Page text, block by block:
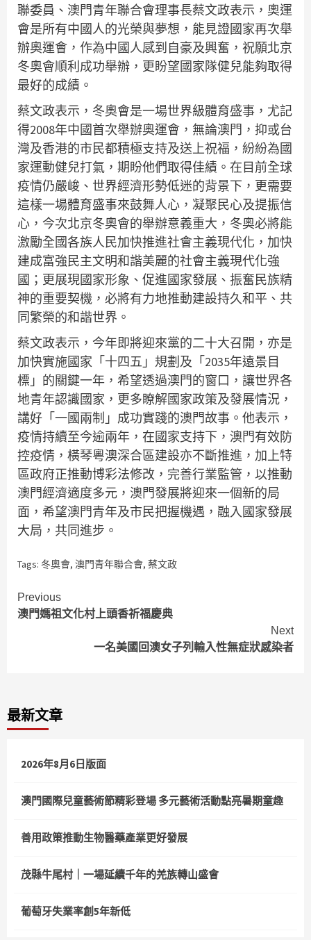
聯委員、澳門青年聯合會理事長蔡文政表示，奧運
會是所有中國人的光榮與夢想，能見證國家再次舉
辦奧運會，作為中國人感到自豪及興奮，祝願北京
冬奧會順利成功舉辦，更盼望國家隊健兒能夠取得
最好的成績。
蔡文政表示，冬奧會是一場世界級體育盛事，尤記
得2008年中國首次舉辦奧運會，無論澳門，抑或台
灣及香港的市民都積極支持及送上祝福，紛紛為國
家運動健兒打氣，期盼他們取得佳績。在目前全球
疫情仍嚴峻、世界經濟形勢低迷的背景下，更需要
這樣一場體育盛事來鼓舞人心，凝聚民心及提振信
心，今次北京冬奧會的舉辦意義重大，冬奧必將能
激勵全國各族人民加快推進社會主義現代化，加快
建成富強民主文明和諧美麗的社會主義現代化強
國；更展現國家形象、促進國家發展、振奮民族精
神的重要契機，必將有力地推動建設持久和平、共
同繁榮的和諧世界。
蔡文政表示，今年即將迎來黨的二十大召開，亦是
加快實施國家「十四五」規劃及「2035年遠景目
標」的關鍵一年，希望透過澳門的窗口，讓世界各
地青年認識國家，更多瞭解國家政策及發展情況，
講好「一國兩制」成功實踐的澳門故事。他表示，
疫情持續至今逾兩年，在國家支持下，澳門有效防
控疫情，橫琴粵澳深合區建設亦不斷推進，加上特
區政府正推動博彩法修改，完善行業監管，以推動
澳門經濟適度多元，澳門發展將迎來一個新的局
面，希望澳門青年及市民把握機遇，融入國家發展
大局，共同進步。
Tags: 冬奧會, 澳門青年聯合會, 蔡文政
Continue
Reading
Previous
澳門媽祖文化村上頭香祈福慶典
Next
一名美國回澳女子列輸入性無症狀感染者
最新文章
2026年8月6日版面
澳門國際兒童藝術節精彩登場 多元藝術活動點亮暑期童趣
善用政策推動生物醫藥產業更好發展
茂縣牛尾村｜一場延續千年的羌族轉山盛會
葡萄牙失業率創5年新低